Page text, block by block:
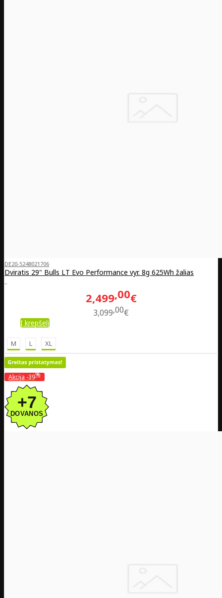
DE20-5248021706
Dviratis 29" Bulls LT Evo Performance vyr. 8g 625Wh žalias
..
2,499 00€
3,099 00€
Į krepšelį
M L XL
Akcija -39%